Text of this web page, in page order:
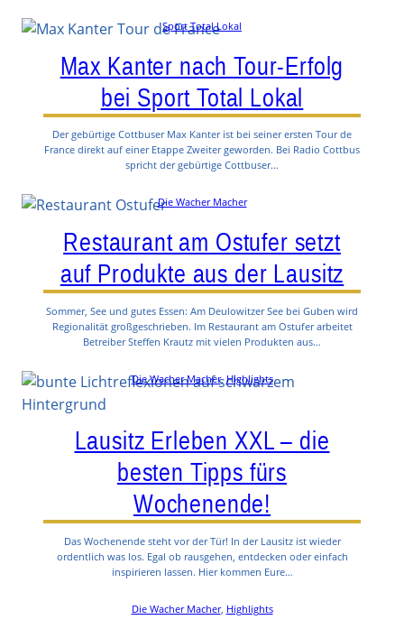
Sport Total Lokal
Max Kanter nach Tour-Erfolg
bei Sport Total Lokal
Der gebürtige Cottbuser Max Kanter ist bei seiner ersten Tour de
France direkt auf einer Etappe Zweiter geworden. Bei Radio Cottbus
spricht der gebürtige Cottbuser…
Die Wacher Macher
Restaurant am Ostufer setzt
auf Produkte aus der Lausitz
Sommer, See und gutes Essen: Am Deulowitzer See bei Guben wird
Regionalität großgeschrieben. Im Restaurant am Ostufer arbeitet
Betreiber Steffen Krautz mit vielen Produkten aus…
Die Wacher Macher, Highlights
Lausitz Erleben XXL – die
besten Tipps fürs
Wochenende!
Das Wochenende steht vor der Tür! In der Lausitz ist wieder
ordentlich was los. Egal ob rausgehen, entdecken oder einfach
inspirieren lassen. Hier kommen Eure…
Die Wacher Macher, Highlights